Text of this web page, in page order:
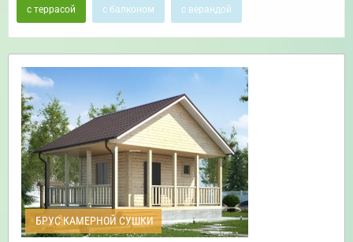
с террасой с балконом с верандой
БРУС КАМЕРНОЙ СУШКИ